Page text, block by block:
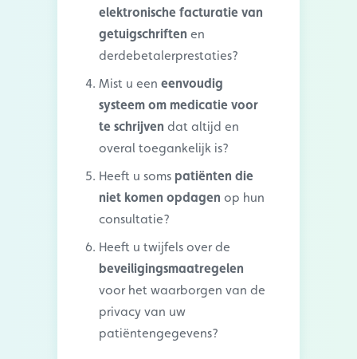
elektronische facturatie van
getuigschriften en
derdebetalerprestaties?
Mist u een eenvoudig
systeem om medicatie voor
te schrijven dat altijd en
overal toegankelijk is?
Heeft u soms patiënten die
niet komen opdagen op hun
consultatie?
Heeft u twijfels over de
beveiligingsmaatregelen
voor het waarborgen van de
privacy van uw
patiëntengegevens?